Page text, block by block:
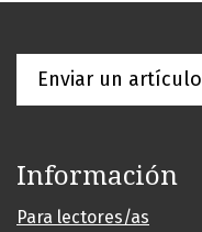
Enviar un artículo
Información
Para lectores/as